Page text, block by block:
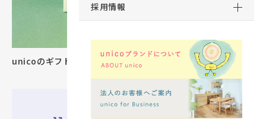
採用情報
unicoのギフトカタログができました